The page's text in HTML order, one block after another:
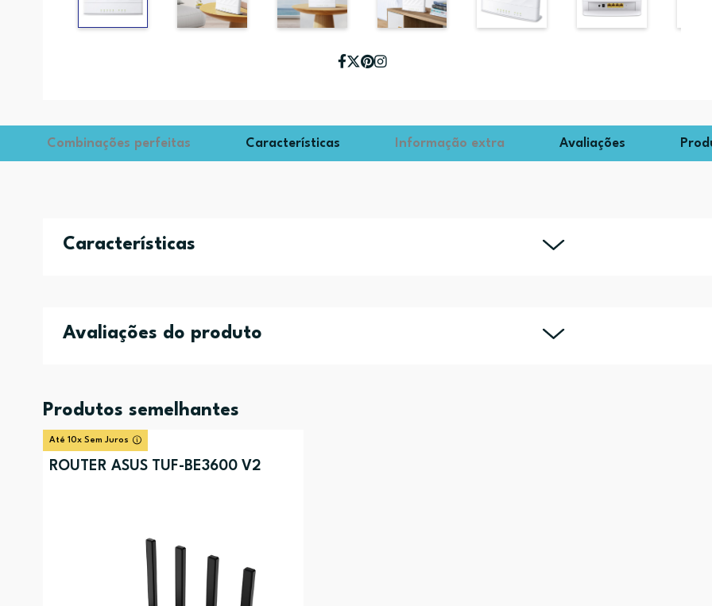
Combinações perfeitas Características Informação extra Avaliações
Características
Avaliações do produto
Produtos semelhantes
Até 10x Sem Juros
ROUTER ASUS TUF-BE3600 V2